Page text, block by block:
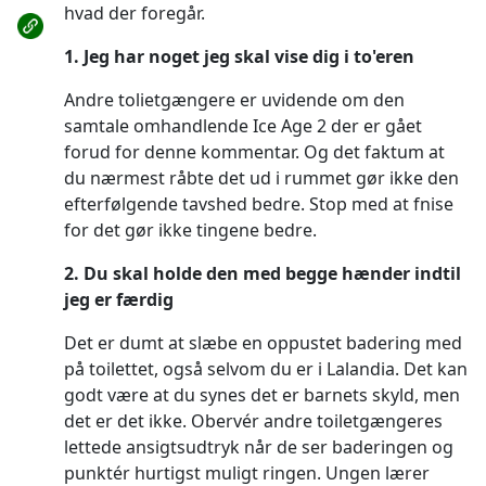
hvad der foregår.
1. Jeg har noget jeg skal vise dig i to'eren
Andre tolietgængere er uvidende om den
samtale omhandlende Ice Age 2 der er gået
forud for denne kommentar. Og det faktum at
du nærmest råbte det ud i rummet gør ikke den
efterfølgende tavshed bedre. Stop med at fnise
for det gør ikke tingene bedre.
2. Du skal holde den med begge hænder indtil
jeg er færdig
Det er dumt at slæbe en oppustet badering med
på toilettet, også selvom du er i Lalandia. Det kan
godt være at du synes det er barnets skyld, men
det er det ikke. Obervér andre toiletgængeres
lettede ansigtsudtryk når de ser baderingen og
punktér hurtigst muligt ringen. Ungen lærer